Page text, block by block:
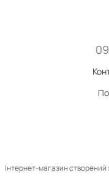
Інтернет-магазин